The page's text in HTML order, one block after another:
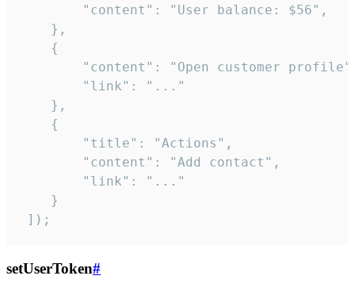
        "content": "User balance: $56",
    },
    {
"content": "Open customer
        "link": "..."
    },
    {
        "title": "Actions",
        "content": "Add contact",
        "link": "..."
    }
]);
setUserToken#